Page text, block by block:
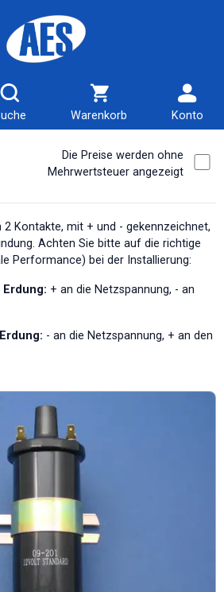
Warenkorb Konto
Die Preise werden ohne
Mehrwertsteuer angezeigt
2 Kontakte, mit + und - gekennzeichnet,
Achten Sie bitte auf die richtige
Performance) bei der Installierung:
+ an die Netzspannung, - an
- an die Netzspannung, + an den